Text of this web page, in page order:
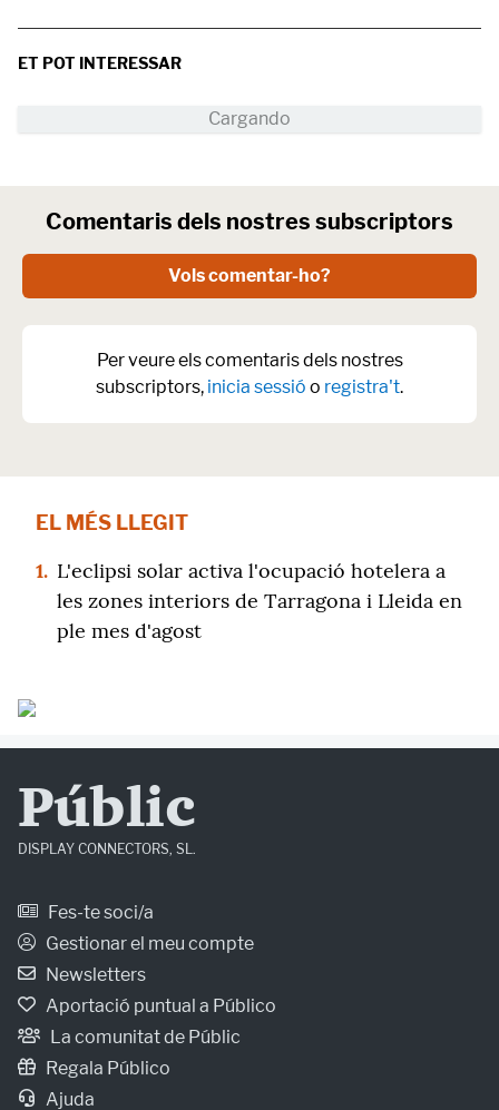
ET POT INTERESSAR
Comentaris dels nostres subscriptors
Vols comentar-ho?
Per veure els comentaris dels nostres
subscriptors, inicia sessió o registra't.
EL MÉS LLEGIT
1. L'eclipsi solar activa l'ocupació hotelera a
les zones interiors de Tarragona i Lleida en
ple mes d'agost
Públic
DISPLAY CONNECTORS, SL.
Fes-te soci/a
Gestionar el meu compte
Newsletters
Aportació puntual a Público
La comunitat de Públic
Regala Público
Ajuda